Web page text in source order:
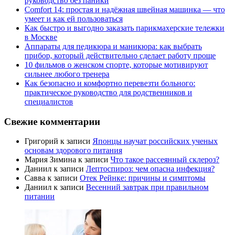
Comfort 14: простая и надёжная швейная машинка — что
умеет и как ей пользоваться
Как быстро и выгодно заказать парикмахерские тележки
в Москве
Аппараты для педикюра и маникюра: как выбрать
прибор, который действительно сделает работу проще
10 фильмов о женском спорте, которые мотивируют
сильнее любого тренера
Как безопасно и комфортно перевезти больного:
практическое руководство для родственников и
специалистов
Свежие комментарии
Григорий к записи Японцы научат российских ученых
основам здорового питания
Мария Зимина к записи Что такое рассеянный склероз?
Даниил к записи Лептоспироз: чем опасна инфекция?
Савва к записи Отек Рейнке: причины и симптомы
Даниил к записи Весенний завтрак при правильном
питании